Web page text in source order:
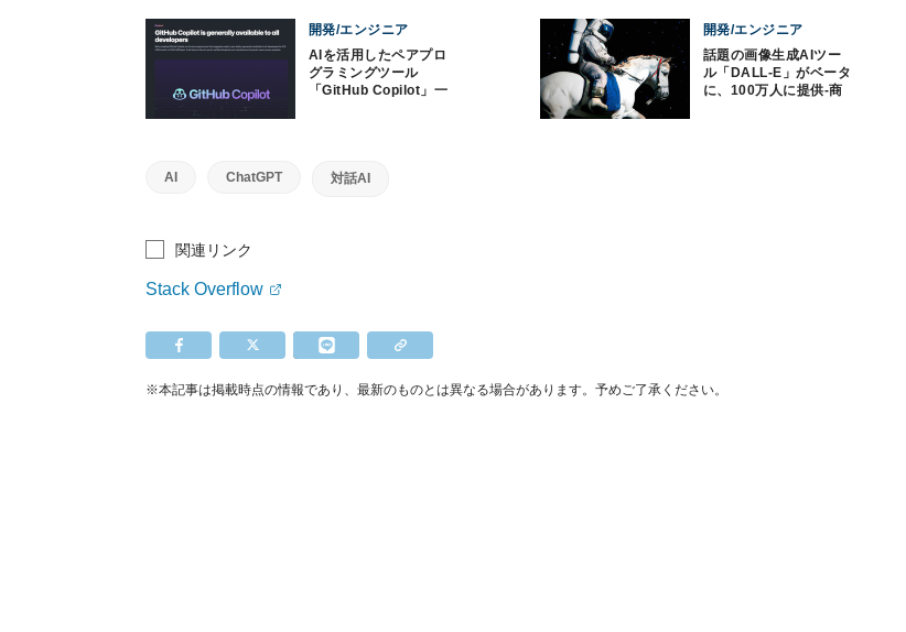
開発/エンジニア
AIを活用したペアプロ
グラミングツール
「GitHub Copilot」一
開発/エンジニア
話題の画像生成AIツー
ル「DALL-E」がベータ
に、100万人に提供-商
AI ChatGPT 対話AI
関連リンク
Stack Overflow
※本記事は掲載時点の情報であり、最新のものとは異なる場合があります。予めご了承ください。